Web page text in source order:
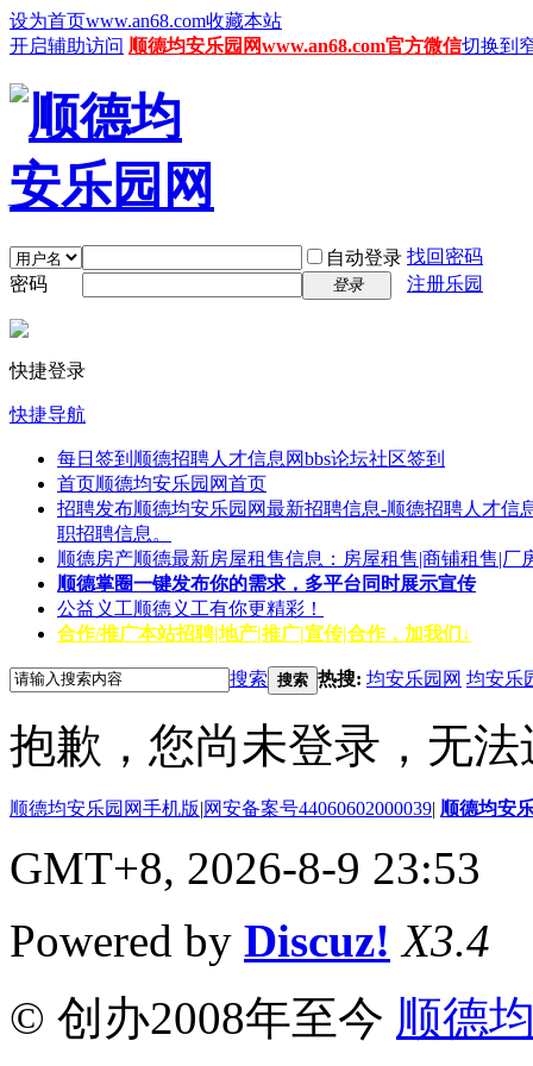
设为首页www.an68.com收藏本站
开启辅助访问 顺德均安乐园网www.an68.com官方微信切换到
自动登录 找回密码
密码
登录 注册乐园
快捷登录
快捷导航
每日签到 顺德招聘人才信息网bbs论坛社区签到
首页顺德均安乐园网首页
招聘发布顺德均安乐园网最新招聘信息-顺德招聘人才信
职招聘信息。
顺德房产顺德最新房屋租售信息：房屋租售|商铺租售|厂
顺德掌圈一键发布你的需求，多平台同时展示宣传
公益义工顺德义工有你更精彩！
合作/推广本站招聘|地产|推广|宣传|合作，加我们↓
搜索 搜索 热搜: 均安乐园网 均安乐
抱歉，您尚未登录，无
顺德均安乐园网手机版|网安备案号44060602000039| 顺德均安
GMT+8, 2026-8-9 23:53
Powered by Discuz! X3.4
© 创办2008年至今 顺德